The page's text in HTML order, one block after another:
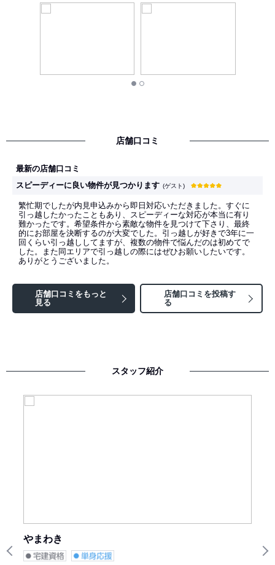
店舗口コミ
最新の店舗口コミ
スピーディーに良い物件が見つかります (ゲスト)
繁忙期でしたが内見申込みから即日対応いただきました。すぐに
引っ越したかったこともあり、スピーディーな対応が本当に有り
難かったです。希望条件から素敵な物件を見つけて下さり、最終
的にお部屋を決断するのが大変でした。引っ越しが好きで3年に一
回くらい引っ越ししてますが、複数の物件で悩んだのは初めてで
した。また同エリアで引っ越しの際にはぜひお願いしたいです。
ありがとうございました。
店舗口コミをもっと
見る
店舗口コミを投稿す
る
スタッフ紹介
Previous
やまわき